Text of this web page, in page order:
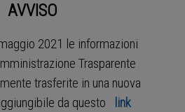
AVVISO
2021 le informazioni
Trasparente
trasferite in una nuova
da questo
link